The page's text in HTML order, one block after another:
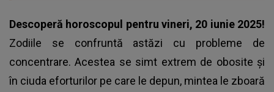
Descoperă horoscopul pentru vineri, 20 iunie 2025!
Zodiile se confruntă astăzi cu probleme de
concentrare. Acestea se simt extrem de obosite și
în ciuda eforturilor pe care le depun, mintea le zboară